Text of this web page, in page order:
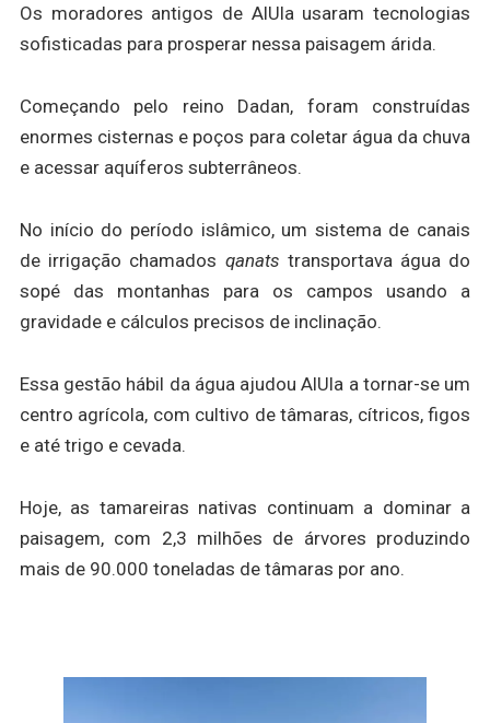
Os moradores antigos de AlUla usaram tecnologias
sofisticadas para prosperar nessa paisagem árida.
Começando pelo reino Dadan, foram construídas
enormes cisternas e poços para coletar água da chuva
e acessar aquíferos subterrâneos.
No início do período islâmico, um sistema de canais
de irrigação chamados qanats transportava água do
sopé das montanhas para os campos usando a
gravidade e cálculos precisos de inclinação.
Essa gestão hábil da água ajudou AlUla a tornar-se um
centro agrícola, com cultivo de tâmaras, cítricos, figos
e até trigo e cevada.
Hoje, as tamareiras nativas continuam a dominar a
paisagem, com 2,3 milhões de árvores produzindo
mais de 90.000 toneladas de tâmaras por ano.